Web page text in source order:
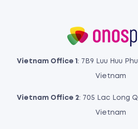
Vietnam Office 1 : 7B9 Luu Huu
Vietnam
Vietnam Office 2: 705 Lac Long
Vietnam